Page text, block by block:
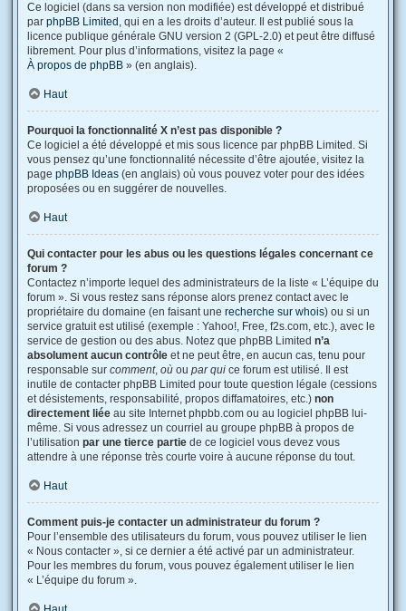
Ce logiciel (dans sa version non modifiée) est développé et distribué
par phpBB Limited , qui en a les droits d’auteur. Il est publié sous la
licence publique générale GNU version 2 (GPL-2.0) et peut être diffusé
librement. Pour plus d’informations, visitez la page «
À propos de phpBB » (en anglais).
Haut
Pourquoi la fonctionnalité X n’est pas disponible ?
Ce logiciel a été développé et mis sous licence par phpBB Limited. Si
vous pensez qu’une fonctionnalité nécessite d’être ajoutée, visitez la
page phpBB Ideas (en anglais) où vous pouvez voter pour des idées
proposées ou en suggérer de nouvelles.
Haut
Qui contacter pour les abus ou les questions légales concernant ce
forum ?
Contactez n’importe lequel des administrateurs de la liste « L’équipe du
forum ». Si vous restez sans réponse alors prenez contact avec le
propriétaire du domaine (en faisant une recherche sur whois) ou si un
service gratuit est utilisé (exemple : Yahoo!, Free, f2s.com, etc.), avec le
service de gestion ou des abus. Notez que phpBB Limited n’a
absolument aucun contrôle et ne peut être, en aucun cas, tenu pour
responsable sur comment, où ou par qui ce forum est utilisé. Il est
inutile de contacter phpBB Limited pour toute question légale (cessions
et désistements, responsabilité, propos diffamatoires, etc.) non
directement liée au site Internet phpbb.com ou au logiciel phpBB lui-
même. Si vous adressez un courriel au groupe phpBB à propos de
l’utilisation par une tierce partie de ce logiciel vous devez vous
attendre à une réponse très courte voire à aucune réponse du tout.
Haut
Comment puis-je contacter un administrateur du forum ?
Pour l’ensemble des utilisateurs du forum, vous pouvez utiliser le lien
« Nous contacter », si ce dernier a été activé par un administrateur.
Pour les membres du forum, vous pouvez également utiliser le lien
« L’équipe du forum ».